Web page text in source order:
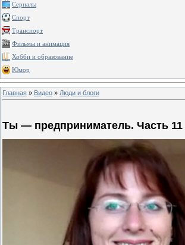
Сериалы
Спорт
Транспорт
Фильмы и анимация
Хобби и образование
Юмор
Главная » Видео » Люди и блоги
Ты — предприниматель. Часть 11